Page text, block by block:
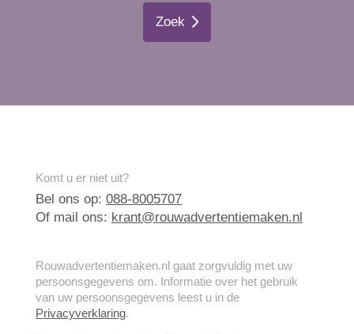
Zoek
Komt u er niet uit?
Bel ons op: 088-8005707
Of mail ons: krant@rouwadvertentiemaken.nl
Rouwadvertentiemaken.nl gaat zorgvuldig met uw
persoonsgegevens om. Informatie over het gebruik
van uw persoonsgegevens leest u in de
Privacyverklaring.